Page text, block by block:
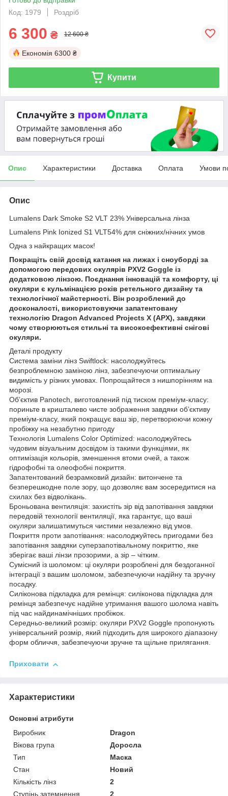
Код: 1979
Роздріб
6 300 ₴ 12 600 ₴
Економія 6300 ₴
Купити
Опис Характеристики Доставка Оплата Умови
Опис
Lumalens Dark Smoke S2 VLT 23% Універсальна лінза
Lumalens Pink Ionized S1 VLT54% для сніжних/нічних умов
Одна з найкращих масок!
Покращіть свій досвід катання на лижах і сноуборді за
допомогою передових окулярів PXV2 Goggle із
додатковою лінзою. Поєднання інновацій та комфорту, ці
окуляри є кульмінацією років ретельного дизайну та
технологічної майстерності. Він розроблений до
досконалості, використовуючи запатентовану
технологію Dragon Advanced Projects X (APX), завдяки
чому створюються стильні та високоефективні снігові
окуляри.
Деталі продукту
Система заміни лінз Swiftlock: насолоджуйтесь
безпроблемною заміною лінз, забезпечуючи оптимальну
видимість у різних умовах. Попрощайтеся з нишпорінням на
морозі.
Об’єктив Panotech, виготовлений під тиском преміум-класу:
пориньте в кришталево чисте зображення завдяки об’єктиву
преміум-класу, який покращує ваш зір, перетворюючи кожну
пробіжку на незабутню пригоду
Технологія Lumalens Color Optimized: насолоджуйтесь
чудовим візуальним досвідом із такими функціями, як
оптимізація кольорів, зменшення втоми очей, а також
гідрофобні та олеофобні покриття.
Запатентований безрамковий дизайн: витончене та
безперешкодне поле зору, що дозволяє вам зосередитися на
схилах без відволікань.
Броньована вентиляція: захистіть зір від запотівання завдяки
передовій технології вентиляції, яка гарантує, що ваші
окуляри залишатимуться чистими незалежно від умов.
Покриття проти запотівання: насолоджуйтесь пригодами без
запотівання завдяки суперзапотівальному покриттю, яке
зберігає ваші лінзи прозорими, а зір – чітким.
Сумісний із шоломом: ці окуляри розроблені для бездоганної
інтеграції з вашим шоломом, забезпечуючи надійну та зручну
посадку.
Силіконова підкладка для ремінця: силіконова підкладка для
ремінця забезпечує надійне утримання вашого шолома навіть
під час найдинамічніших пробіжок.
Середньо-великий розмір: окуляри PXV2 Goggle пропонують
універсальний розмір, який підходить для широкого діапазону
форм обличчя, забезпечуючи зручне та щільне прилягання.
Приховати
Характеристики
Основні атрибути
Виробник
Dragon
Вікова група
Доросла
Тип
Маска
Стан
Новий
Кількість лінз
2
Ступінь затемнення
2